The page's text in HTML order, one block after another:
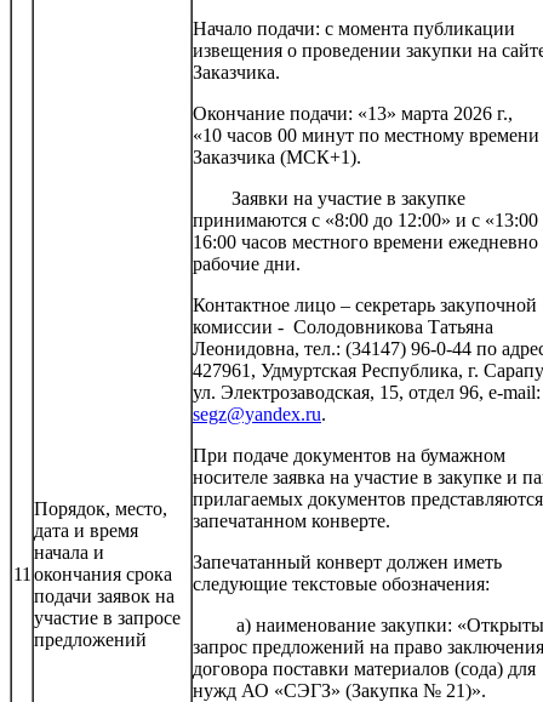
11
Порядок, место,
дата и время
начала и
окончания срока
подачи заявок на
участие в запросе
предложений
Начало подачи: с момента публикации
извещения о проведении закупки на
Заказчика.
Окончание подачи: «13» марта 2026 г.,
«10 часов 00 минут по местному времени
Заказчика (МСК+1).
Заявки на участие в закупке
принимаются с «8:00 до 12:00» и с «13:00
16:00 часов местного времени ежедневно
рабочие дни.
Контактное лицо – секретарь закупочной
комиссии - Солодовникова Татьяна
Леонидовна, тел.: (34147) 96-0-44 по
427961, Удмуртская Республика, г.
ул. Электрозаводская, 15, отдел 96, e-
segz@yandex.ru.
При подаче документов на бумажном
носителе заявка на участие в закупке и
прилагаемых документов
запечатанном конверте.
Запечатанный конверт должен иметь
следующие текстовые обозначения:
а) наименование закупки:
запрос предложений на право заключения
договора поставки материалов (сода) для
нужд АО «СЭГЗ» (Закупка № 21)».